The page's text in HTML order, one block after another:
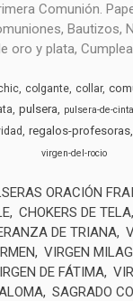
Comunión.
Bautizos,
oro y plata,
colgante collar
pulsera pulsera-de-cinta
regalos-profesoras
virgen-del-rocio
ORACIÓN
CHOKERS DE TELA
DE TRIANA
VIRGEN
DE FÁTIMA
SAGRADO